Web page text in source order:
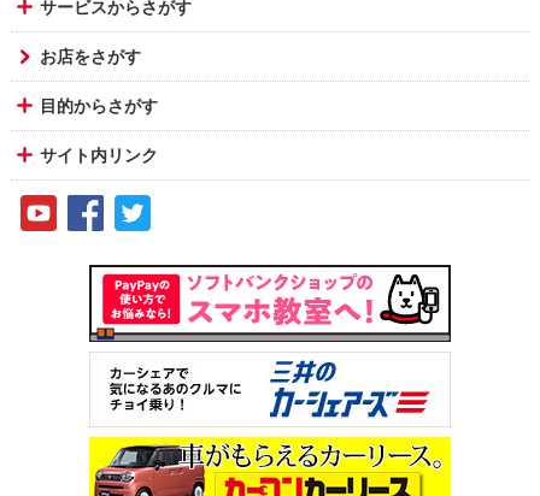
サービスからさがす
お店をさがす
目的からさがす
サイト内リンク